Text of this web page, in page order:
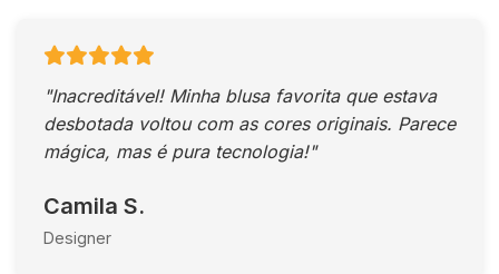
"Inacreditável! Minha blusa favorita que estava
desbotada voltou com as cores originais. Parece
mágica, mas é pura tecnologia!"
Camila S.
Designer